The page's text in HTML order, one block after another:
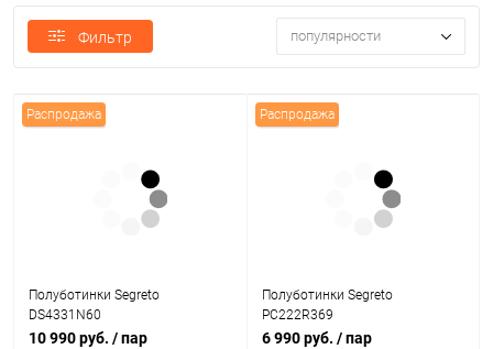
Фильтр популярности
Распродажа
Полуботинки Segreto
DS4331N60
10 990 руб. / пар
Распродажа
Полуботинки Segreto
PC222R369
6 990 руб. / пар